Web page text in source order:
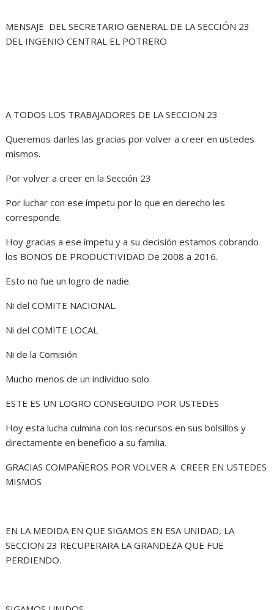
MENSAJE DEL SECRETARIO GENERAL DE LA SECCIÓN 23
DEL INGENIO CENTRAL EL POTRERO
A TODOS LOS TRABAJADORES DE LA SECCION 23
Queremos darles las gracias por volver a creer en ustedes
mismos.
Por volver a creer en la Sección 23
Por luchar con ese ímpetu por lo que en derecho les
corresponde.
Hoy gracias a ese ímpetu y a su decisión estamos cobrando
los BONOS DE PRODUCTIVIDAD De 2008 a 2016.
Esto no fue un logro de nadie.
Ni del COMITE NACIONAL.
Ni del COMITE LOCAL
Ni de la Comisión
Mucho menos de un individuo solo.
ESTE ES UN LOGRO CONSEGUIDO POR USTEDES
Hoy esta lucha culmina con los recursos en sus bolsillos y
directamente en beneficio a su familia.
GRACIAS COMPAÑEROS POR VOLVER A CREER EN USTEDES
MISMOS
EN LA MEDIDA EN QUE SIGAMOS EN ESA UNIDAD, LA
SECCION 23 RECUPERARA LA GRANDEZA QUE FUE
PERDIENDO.